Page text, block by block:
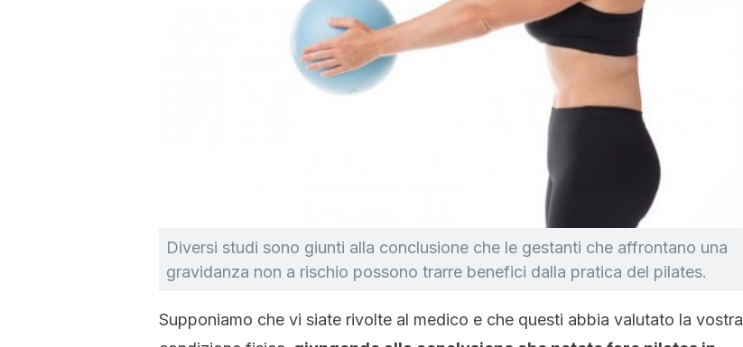
Diversi studi sono giunti alla conclusione che le gestanti che affrontano una
gravidanza non a rischio possono trarre benefici dalla pratica del pilates.
Supponiamo che vi siate rivolte al medico e che questi abbia valutato la vostra